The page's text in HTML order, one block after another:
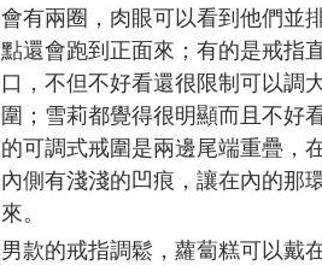
會有兩圈，肉眼可以看到他們並
點還會跑到正面來；有的是戒指
口，不但不好看還很限制可以調
圍；雪莉都覺得很明顯而且不好
的可調式戒圍是兩邊尾端重疊，
內側有淺淺的凹痕，讓在內的那
來。
男款的戒指調鬆，蘿蔔糕可以戴